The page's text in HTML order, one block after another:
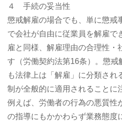
４ 手続の妥当性
懲戒解雇の場合でも、単に懲戒
で会社が自由に従業員を解雇で
雇と同様、解雇理由の合理性・
す（労働契約法第16条）。懲
も法律上は「解雇」に分類され
制が全般的に適用されることに
例えば、労働者の行為の悪質性
の指導にもかかわらず業務態度